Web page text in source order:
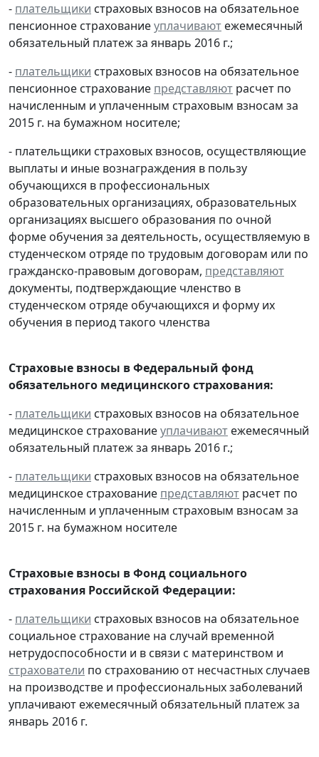
- плательщики страховых взносов на обязательное
пенсионное страхованиеуплачивают ежемесячный
обязательный платеж за январь 2016 г.;
- плательщики страховых взносов на обязательное
пенсионное страхование представляют расчет по
начисленным и уплаченным страховым взносам за
2015 г. на бумажном носителе;
- плательщики страховых взносов, осуществляющие
выплаты и иные вознаграждения в пользу
обучающихся в профессиональных
образовательных организациях, образовательных
организациях высшего образования по очной
форме обучения за деятельность, осуществляемую в
студенческом отряде по трудовым договорам или по
гражданско-правовым договорам, представляют
документы, подтверждающие членство в
студенческом отряде обучающихся и форму их
обучения в период такого членства
Страховые взносы в Федеральный фонд
обязательного медицинского страхования:
- плательщики страховых взносов на обязательное
медицинское страхованиеуплачивают ежемесячный
обязательный платеж за январь 2016 г.;
- плательщики страховых взносов на обязательное
медицинское страхование представляют расчет по
начисленным и уплаченным страховым взносам за
2015 г. на бумажном носителе
Страховые взносы в Фонд социального
страхования Российской Федерации:
- плательщики страховых взносов на обязательное
социальное страхование на случай временной
нетрудоспособности и в связи с материнством и
страхователи по страхованию от несчастных случаев
на производстве и профессиональных заболеваний
уплачивают ежемесячный обязательный платеж за
январь 2016 г.